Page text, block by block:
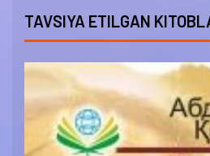
TAVSIYA ETILGAN